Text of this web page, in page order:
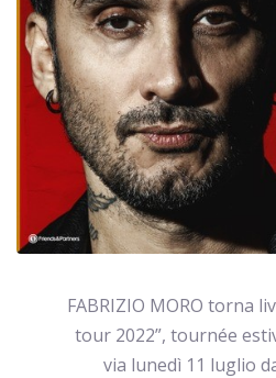
FABRIZIO MORO torna
tour 2022”, tournée
via lunedì 11 luglio